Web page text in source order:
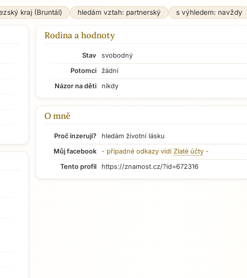
kraj (Bruntál) hledám vztah: partnerský s výhledem: navždy
Rodina a hodnoty
Stav
svobodný
Potomci
žádní
Názor na děti
nikdy
O mně
Proč inzeruji?
hledám životní lásku
Můj facebook
- případné odkazy vidí Zlaté účty -
Tento profil
https://znamost.cz/?id=672316